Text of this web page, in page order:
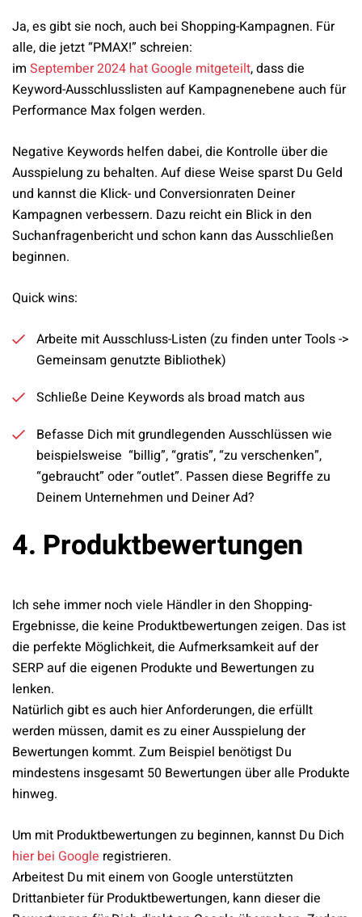
Ja, es gibt sie noch, auch bei Shopping-Kampagnen. Für
alle, die jetzt “PMAX!” schreien:
im September 2024 hat Google mitgeteilt, dass die
Keyword-Ausschlusslisten auf Kampagnenebene auch für
Performance Max folgen werden.
Negative Keywords helfen dabei, die Kontrolle über die
Ausspielung zu behalten. Auf diese Weise sparst Du Geld
und kannst die Klick- und Conversionraten Deiner
Kampagnen verbessern. Dazu reicht ein Blick in den
Suchanfragenbericht und schon kann das Ausschließen
beginnen.
Quick wins:
Arbeite mit Ausschluss-Listen (zu finden unter Tools ->
Gemeinsam genutzte Bibliothek)
Schließe Deine Keywords als broad match aus
Befasse Dich mit grundlegenden Ausschlüssen wie
beispielsweise “billig”, “gratis”, “zu verschenken”,
“gebraucht” oder “outlet”. Passen diese Begriffe zu
Deinem Unternehmen und Deiner Ad?
4. Produktbewertungen
Ich sehe immer noch viele Händler in den Shopping-
Ergebnisse, die keine Produktbewertungen zeigen. Das ist
die perfekte Möglichkeit, die Aufmerksamkeit auf der
SERP auf die eigenen Produkte und Bewertungen zu
lenken.
Natürlich gibt es auch hier Anforderungen, die erfüllt
werden müssen, damit es zu einer Ausspielung der
Bewertungen kommt. Zum Beispiel benötigst Du
mindestens insgesamt 50 Bewertungen über alle Produkte
hinweg.
Um mit Produktbewertungen zu beginnen, kannst Du Dich
hier bei Google registrieren.
Arbeitest Du mit einem von Google unterstützten
Drittanbieter für Produktbewertungen, kann dieser die